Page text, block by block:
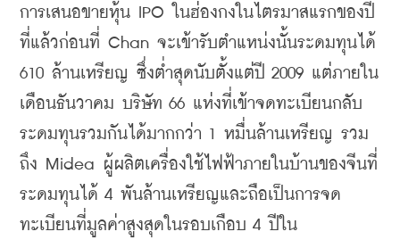
การเสนอขายหุ้น IPO ในฮ่องกงในไตรมาสแรกของปี
ที่แล้วก่อนที่ Chan จะเข้ารับตำแหน่งนั้นระดมทุนได้
610 ล้านเหรียญ ซึ่งต่ำสุดนับตั้งแต่ปี 2009 แต่ภายใน
เดือนธันวาคม บริษัท 66 แห่งที่เข้าจดทะเบียนกลับ
ระดมทุนรวมกันได้มากกว่า 1 หมื่นล้านเหรียญ รวม
ถึง Midea ผู้ผลิตเครื่องใช้ไฟฟ้าภายในบ้านของจีนที่
ระดมทุนได้ 4 พันล้านเหรียญและถือเป็นการจด
ทะเบียนที่มูลค่าสูงสุดในรอบเกือบ 4 ปีใน